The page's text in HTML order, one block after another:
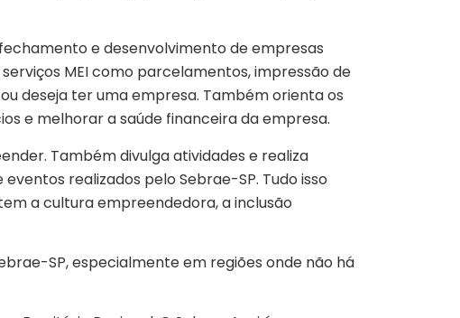
e desenvolvimento de empresas
MEI como parcelamentos, impressão de
deseja ter uma empresa. Também orienta os
e melhorar a saúde financeira da empresa.
Também divulga atividades e realiza
realizados pelo Sebrae-SP. Tudo isso
a cultura empreendedora, a inclusão
SP, especialmente em regiões onde não há